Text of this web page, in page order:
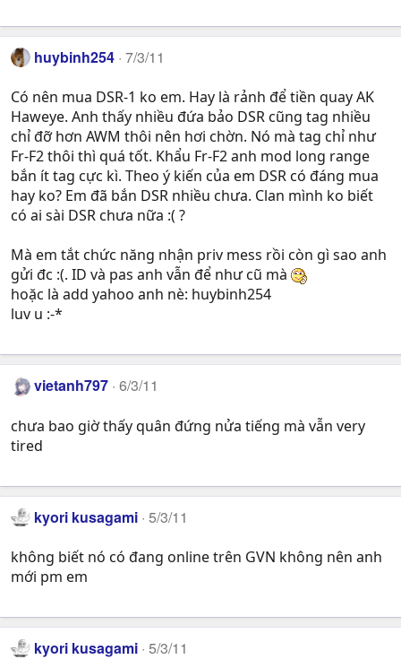
huybinh254 7/3/11
Có nên mua DSR-1 ko em. Hay là rảnh để tiền quay AK
Haweye. Anh thấy nhiều đứa bảo DSR cũng tag nhiều
chỉ đỡ hơn AWM thôi nên hơi chờn. Nó mà tag chỉ như
Fr-F2 thôi thì quá tốt. Khẩu Fr-F2 anh mod long range
bắn ít tag cực kì. Theo ý kiến của em DSR có đáng mua
hay ko? Em đã bắn DSR nhiều chưa. Clan mình ko biết
có ai sài DSR chưa nữa :( ?
Mà em tắt chức năng nhận priv mess rồi còn gì sao anh
gửi đc :(. ID và pas anh vẫn để như cũ mà
hoặc là add yahoo anh nè: huybinh254
luv u :-*
vietanh797 6/3/11
chưa bao giờ thấy quân đứng nửa tiếng mà vẫn very
tired
kyori kusagami 5/3/11
không biết nó có đang online trên GVN không nên anh
mới pm em
kyori kusagami 5/3/11